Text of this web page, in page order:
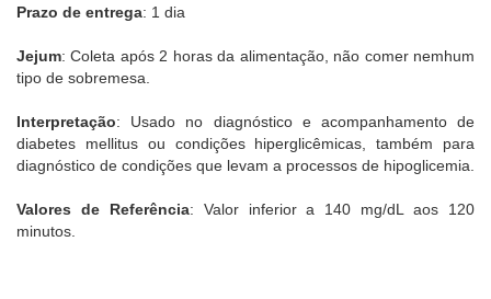
Trabalhe Conosco
Prazo de entrega: 1 dia
Jejum: Coleta após 2 horas da alimentação, não comer nemhum
tipo de sobremesa.
Interpretação: Usado no diagnóstico e acompanhamento de
diabetes mellitus ou condições hiperglicêmicas, também para
diagnóstico de condições que levam a processos de hipoglicemia.
Valores de Referência: Valor inferior a 140 mg/dL aos 120
minutos.